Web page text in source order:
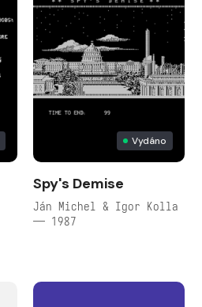
Vydáno
Spy's Demise
Ján Michel & Igor Kolla
— 1987